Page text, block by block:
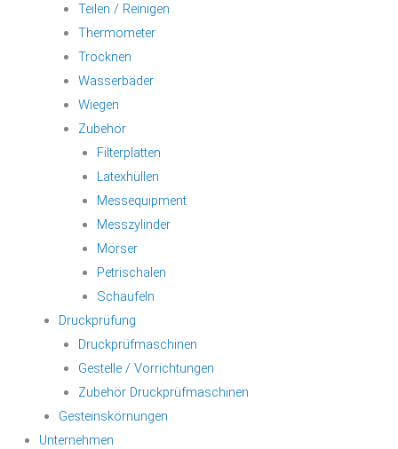
Teilen / Reinigen
Thermometer
Trocknen
Wasserbäder
Wiegen
Zubehör
Filterplatten
Latexhüllen
Messequipment
Messzylinder
Mörser
Petrischalen
Schaufeln
Druckprüfung
Druckprüfmaschinen
Gestelle / Vorrichtungen
Zubehör Druckprüfmaschinen
Gesteinskörnungen
Unternehmen